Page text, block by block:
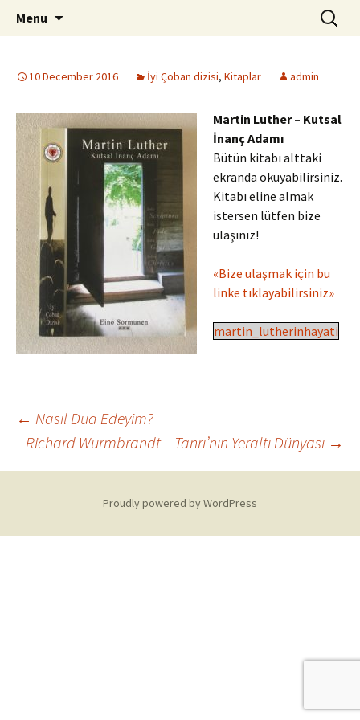
ILC
Menu
Search
for:
10 December 2016 İyi Çoban dizisi, Kitaplar admin
Martin Luther – Kutsal
İnanç Adamı
Bütün kitabı alttaki
ekranda okuyabilirsiniz.
Kitabı eline almak
istersen lütfen bize
ulaşınız!
«Bize ulaşmak için bu
linke tıklayabilirsiniz»
martin_lutherinhayati
Post
navigation
← Nasıl Dua Edeyim?
Richard Wurmbrandt – Tanrı’nın Yeraltı Dünyası →
Proudly powered by WordPress